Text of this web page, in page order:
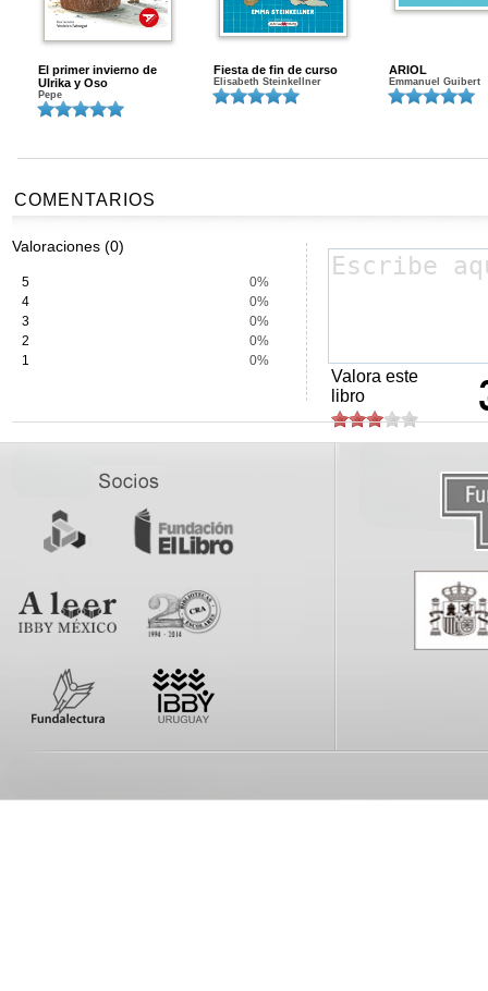
El primer invierno de
Ulrika y Oso
Pepe
Fiesta de fin de curso
Elisabeth Steinkellner
ARIOL
Emmanuel Guibert
COMENTARIOS
Valoraciones (0)
5
0%
4
0%
3
0%
2
0%
1
0%
Valora este
libro